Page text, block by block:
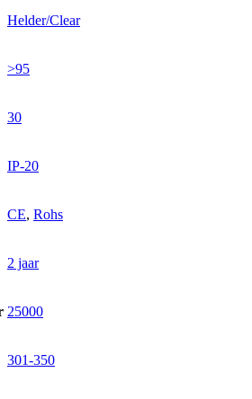
Helder/Clear
>95
30
IP-20
CE, Rohs
2 jaar
25000
301-350